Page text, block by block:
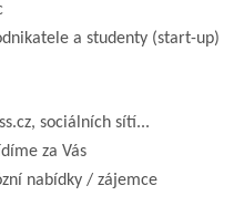
a studenty (start-up)
sociálních sítí...
za Vás
nabídky / zájemce